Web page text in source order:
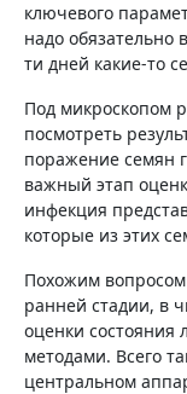
ключевого
надо обязательно
ти дней какие-то
Под микроскопом
посмотреть
поражение семян
важный этап
инфекция
которые из этих
Похожим
ранней стадии, в
оценки состояния
методами. Всего
центральном